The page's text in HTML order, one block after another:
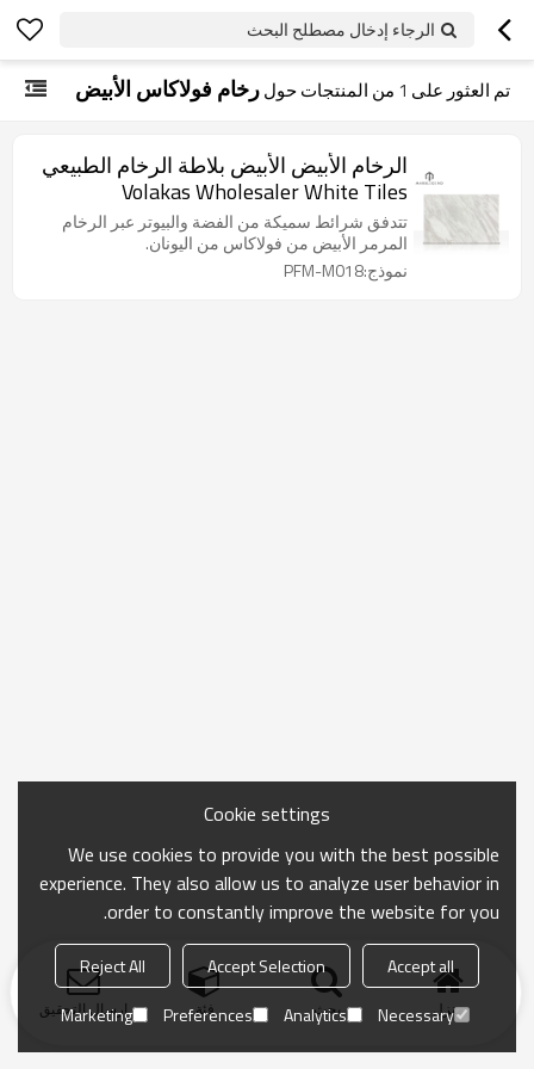
الرجاء إدخال مصطلح البحث
تم العثور على 1 من المنتجات حولرخام فولاكاس الأبيض
الرخام الأبيض الأبيض بلاطة الرخام الطبيعي
Volakas Wholesaler White Tiles
تتدفق شرائط سميكة من الفضة والبيوتر عبر الرخام
المرمر الأبيض من فولاكاس من اليونان.
نموذج:PFM-M018
منزل بحث فئة ارسال التحقيق
Cookie settings
We use cookies to provide you with the best possible
experience. They also allow us to analyze user behavior in
order to constantly improve the website for you.
Accept all
Accept Selection
Reject All
Necessary
Analytics
Preferences
Marketing